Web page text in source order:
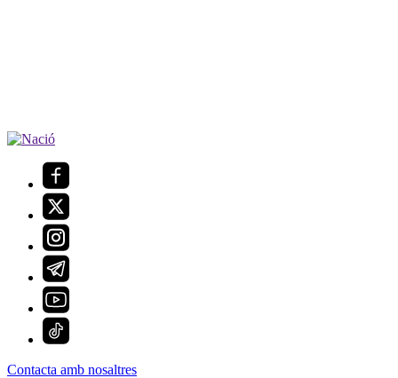
Contacta amb nosaltres